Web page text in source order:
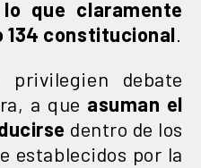
que claramente
134 constitucional
privilegien debate
a que asuman el
dentro de los
establecidos por la